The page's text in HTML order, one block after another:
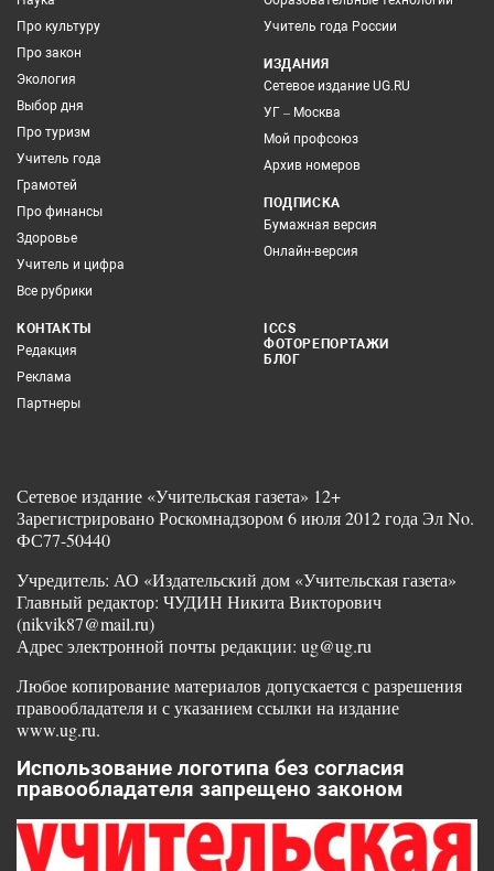
Про культуру
Про закон
Экология
Выбор дня
Про туризм
Учитель года
Грамотей
Про финансы
Здоровье
Учитель и цифра
Все рубрики
Учитель года России
ИЗДАНИЯ
Сетевое издание UG.RU
УГ – Москва
Мой профсоюз
Архив номеров
ПОДПИСКА
Бумажная версия
Онлайн-версия
КОНТАКТЫ
Редакция
Реклама
Партнеры
ICCS
ФОТОРЕПОРТАЖИ
БЛОГ
Сетевое издание «Учительская газета» 12+
Зарегистрировано Роскомнадзором 6 июля 2012 года Эл No.
ФС77-50440
Учредитель: АО «Издательский дом «Учительская газета»
Главный редактор: ЧУДИН Никита Викторович
(nikvik87@mail.ru)
Адрес электронной почты редакции: ug@ug.ru
Любое копирование материалов допускается с разрешения
правообладателя и с указанием ссылки на издание
www.ug.ru.
Использование логотипа без согласия
правообладателя запрещено законом